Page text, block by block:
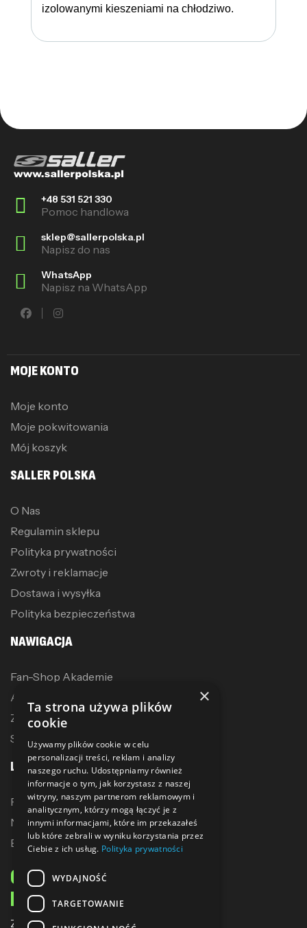
izolowanymi kieszeniami na chłodziwo.
+48 531 521 330
Pomoc handlowa
sklep@sallerpolska.pl
Napisz do nas
WhatsApp
Napisz na WhatsApp
MOJE KONTO
Moje konto
Moje pokwitowania
Mój koszyk
SALLER POLSKA
O Nas
Regulamin sklepu
Polityka prywatności
Zwroty i reklamacje
Dostawa i wysyłka
Polityka bezpieczeństwa
NAWIGACJA
Fan-Shop Akademie
Akcesoria treningowe
Zostań dystrybutorem
Sublimacja
LINKI
Promocje
Nowe produkty
Bestsellery
ODBIERZ 10% ZNIŻKI
NA PIERWSZE ZAKUPY
Zapisz się do naszego newslettera
×
Ta strona używa plików
cookie
Używamy plików cookie w celu
personalizacji treści, reklam i analizy
naszego ruchu. Udostępniamy również
informacje o tym, jak korzystasz z naszej
witryny, naszym partnerom reklamowym i
analitycznym, którzy mogą łączyć je z
innymi informacjami, które im przekazałeś
lub które zebrali w wyniku korzystania przez
Ciebie z ich usług. Polityka prywatności
WYDAJNOŚĆ
TARGETOWANIE